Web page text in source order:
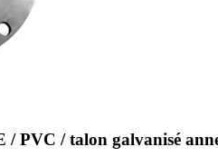
PVC / talon galvanisé